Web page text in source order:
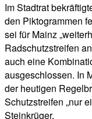
Im Stadtrat
den Piktogrammen
sei für Mainz
Radschutzstreifen
auch eine
ausgeschlossen. In
der heutigen
Schutzstreifen „nur
Steinkrüger.